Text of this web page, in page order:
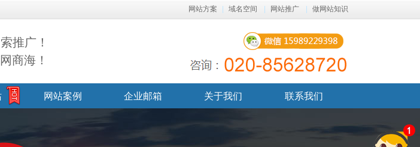
做网站知识
网站推广
域名空间
网站方案
推广！
商海！
网站案例 企业邮箱 关于我们 联系我们